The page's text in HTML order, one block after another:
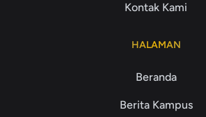
Kontak Kami
HALAMAN
Beranda
Berita Kampus